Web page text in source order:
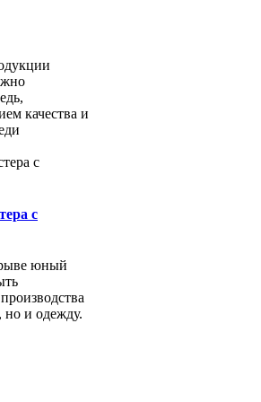
качества и
с
юный
но и одежду.